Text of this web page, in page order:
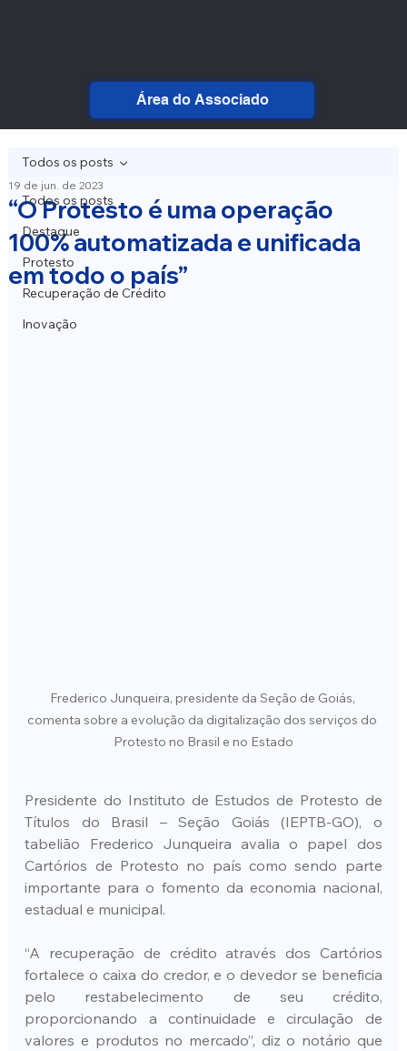
Área do Associado
Todos os posts
Destaque
Protesto
Recuperação de Crédito
Inovação
Todos os posts
“O Protesto é uma operação
100% automatizada e unificada
em todo o país”
19 de jun. de 2023
Frederico Junqueira, presidente da Seção de Goiás,
comenta sobre a evolução da digitalização dos serviços do
Protesto no Brasil e no Estado
Presidente do Instituto de Estudos de Protesto de
Títulos do Brasil – Seção Goiás (IEPTB-GO), o
tabelião Frederico Junqueira avalia o papel dos
Cartórios de Protesto no país como sendo parte
importante para o fomento da economia nacional,
estadual e municipal.
“A recuperação de crédito através dos Cartórios
fortalece o caixa do credor, e o devedor se beneficia
pelo restabelecimento de seu crédito,
proporcionando a continuidade e circulação de
valores e produtos no mercado”, diz o notário que